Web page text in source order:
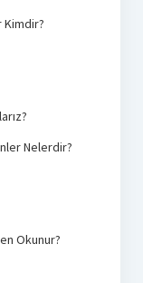
Kimdir?
Nelerdir?
Okunur?